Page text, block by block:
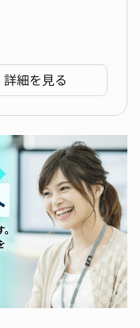
スク管理に加え、
により事業推進を
いただきながら、
ております。
リレーション、Exit
方針の設計、投資
基づく予算策定・モ
複数事業のモニタ
的役割含む）
監査法人・内部統
における経営判断
COO経験
して推進した経験
）
業双方に翻訳できる
運用と部門横断の合
決定推進
業売却、コスト削減
詳細を見る